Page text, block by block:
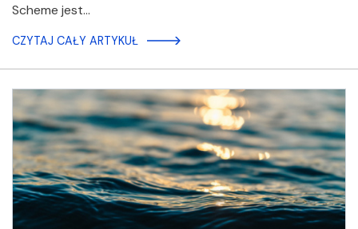
Scheme jest…
CZYTAJ CAŁY ARTYKUŁ